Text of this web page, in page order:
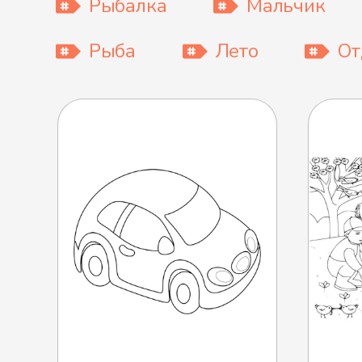
Рыбалка
Мальчик
Рыба
Лето